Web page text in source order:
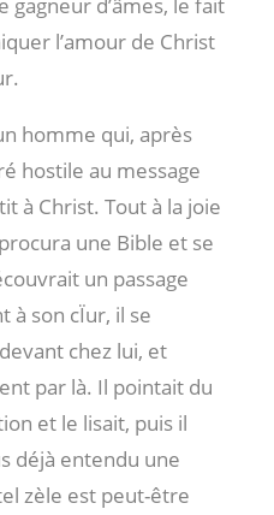
l’amour de Christ
homme qui, après
hostile au message
à Christ. Tout à la joie
une Bible et se
un passage
à son cÏur, il se
chez lui, et
par là. Il pointait du
et le lisait, puis il
déjà entendu une
zèle est peut-être